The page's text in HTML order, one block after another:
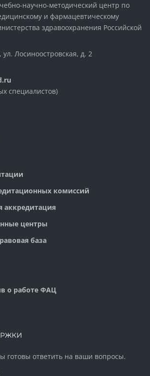
научно-методический центр по
и фармацевтическому
здравоохранения Российской
Лосиноостровская, д. 2
специалистов)
комиссий
аккредитация
центры
база
о работе ФАЦ
готовы ответить на ваши вопросы.